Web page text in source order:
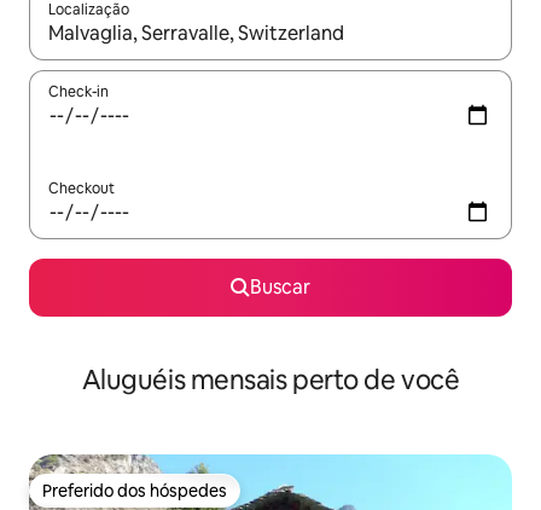
Localização
Quando os resultados estiverem disponíveis, explore-os
Check-in
Checkout
Buscar
Aluguéis mensais perto de você
Preferido dos hóspedes
Preferido dos hóspedes